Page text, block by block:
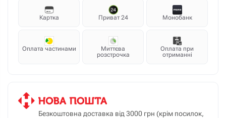
Картка Приват 24 Монобанк
Оплата частинами
Миттєва
розстрочка
Оплата при
отриманні
Безкоштовна доставка від 3000 грн (крім посилок,